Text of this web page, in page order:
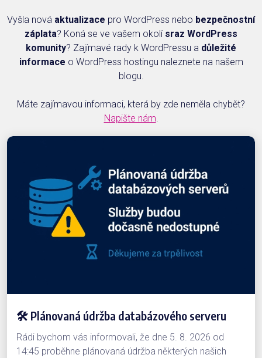
Vyšla nová aktualizace pro WordPress nebo bezpečnostní
záplata? Koná se ve vašem okolí sraz WordPress
komunity? Zajímavé rady k WordPressu a důležité
informace o WordPress hostingu naleznete na našem
blogu.
Máte zajímavou informaci, která by zde neměla chybět?
Napište nám.
🛠 Plánovaná údržba databázového serveru
Rádi bychom vás informovali, že dne 5. 8. 2026 od
14:45 proběhne plánovaná údržba některých našich